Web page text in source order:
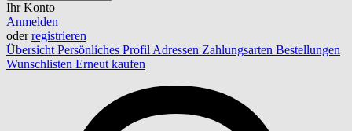
Ihr Konto
Anmelden
oderregistrieren
Übersicht Persönliches Profil Adressen Zahlungsarten Bestellungen
Wunschlisten Erneut kaufen